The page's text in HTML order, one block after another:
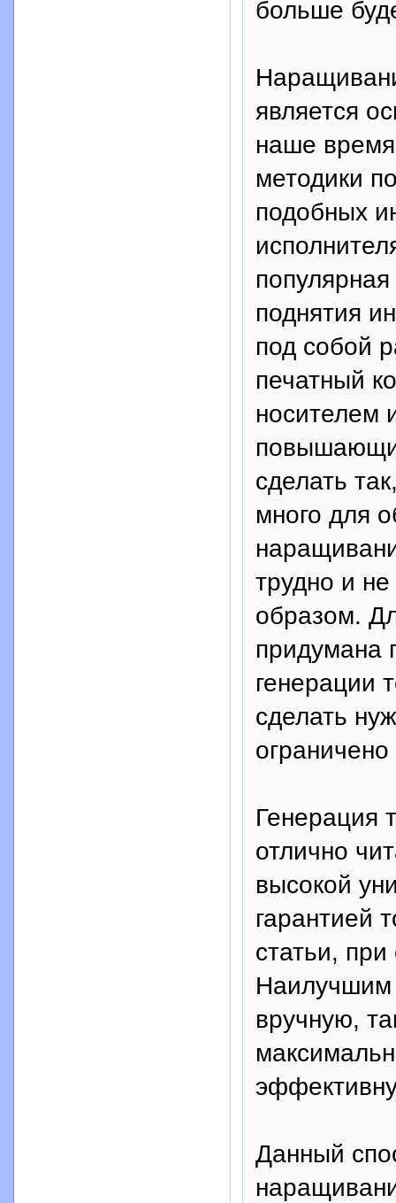
больше
является
наше
методики
подобных
поднятия
под собой
печатный
носителем
сделать
много для
трудно и
образом.
придумана
генерации
сделать
Генерация
отлично
высокой
гарантией
статьи,
Наилучшим
вручную,
Данный